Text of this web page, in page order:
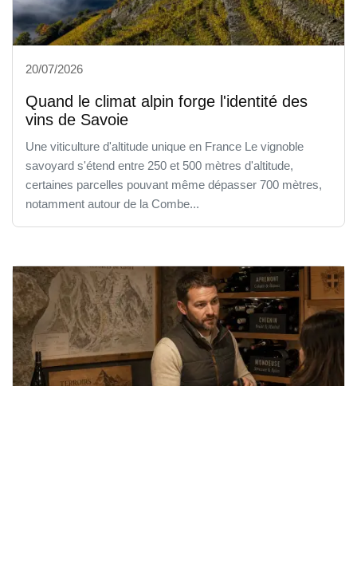
20/07/2026
Quand le climat alpin forge l'identité des
vins de Savoie
Une viticulture d'altitude unique en France Le vignoble
savoyard s'étend entre 250 et 500 mètres d'altitude,
certaines parcelles pouvant même dépasser 700 mètres,
notamment autour de la Combe...